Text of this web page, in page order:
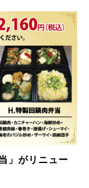
」 がリニュー